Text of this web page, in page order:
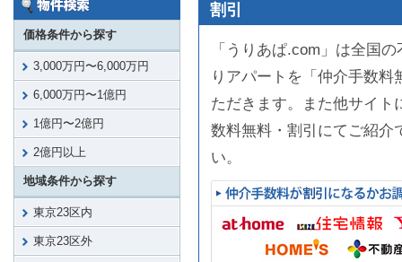
価格条件から探す
3,000万円〜6,000万円
6,000万円〜1億円
1億円〜2億円
2億円以上
地域条件から探す
東京23区内
東京23区外
割引
「うりあぱ.com」は全国
りアパートを「仲介手数
ただきます。また他サイト
数料無料・割引にてご紹介
い。